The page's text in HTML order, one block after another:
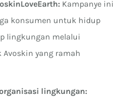
Kampanye ini
konsumen untuk hidup
lingkungan melalui
yang ramah
lingkungan: